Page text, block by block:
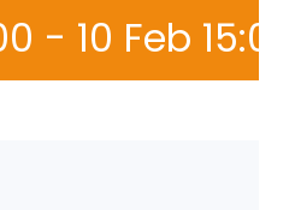
- 10 Feb 15:00